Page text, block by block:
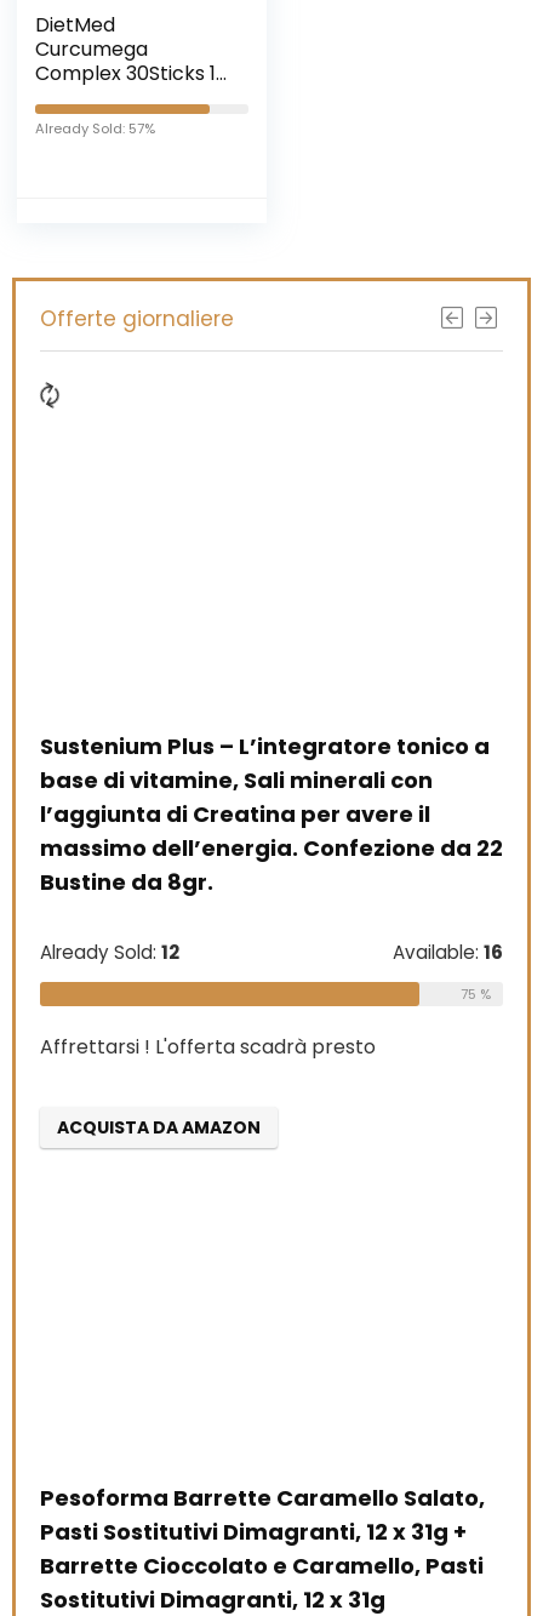
DietMed
Curcumega
Complex 30Sticks 1
unità 200 g
Already Sold: 57%
Offerte giornaliere
Sustenium Plus – L’integratore tonico a
base di vitamine, Sali minerali con
l’aggiunta di Creatina per avere il
massimo dell’energia. Confezione da 22
Bustine da 8gr.
Already Sold: 12 Available: 16
75 %
Affrettarsi ! L'offerta scadrà presto
ACQUISTA DA AMAZON
Pesoforma Barrette Caramello Salato,
Pasti Sostitutivi Dimagranti, 12 x 31g +
Barrette Cioccolato e Caramello, Pasti
Sostitutivi Dimagranti, 12 x 31g